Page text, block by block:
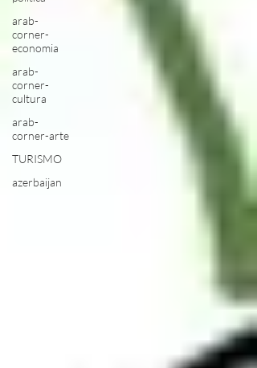
arab-
corner-
economia
arab-
corner-
cultura
arab-
corner-arte
TURISMO
azerbaijan